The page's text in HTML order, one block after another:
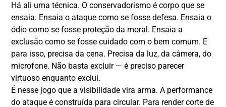
Há ali uma técnica. O conservadorismo é corpo que se
ensaia. Ensaia o ataque como se fosse defesa. Ensaia o
ódio como se fosse proteção da moral. Ensaia a
exclusão como se fosse cuidado com o bem comum. E
para isso, precisa da cena. Precisa da luz, da câmera, do
microfone. Não basta excluir — é preciso parecer
virtuoso enquanto exclui.
É nesse jogo que a visibilidade vira arma. A performance
do ataque é construída para circular. Para render corte de